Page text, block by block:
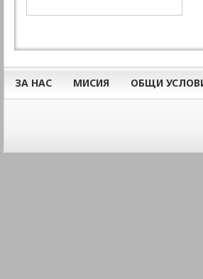
ЗА НАС МИСИЯ ОБЩИ